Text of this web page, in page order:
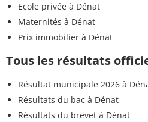
Ecole privée à Dénat
Maternités à Dénat
Prix immobilier à Dénat
Tous les résultats
Résultat municipale 2026 à
Résultats du bac à Dénat
Résultats du brevet à Dénat